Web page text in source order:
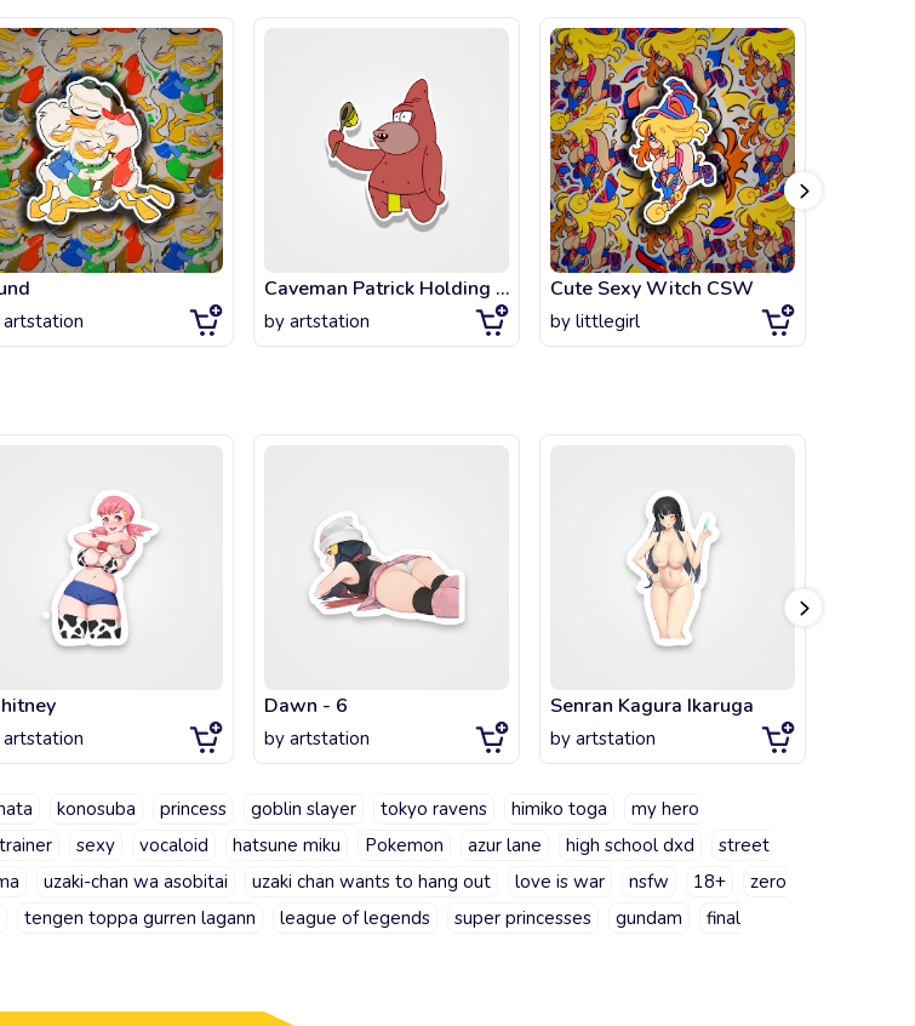
artstation
Caveman Patrick Holding Jellyfishing Net
by artstation
Cute Sexy Witch CSW
by littlegirl
artstation
Dawn - 6
by artstation
Senran Kagura Ikaruga
by artstation
konosuba princess goblin slayer tokyo ravens himiko toga
my hero
sexy vocaloid hatsune miku Pokemon azur lane high school dxd
street
uzaki-chan wa asobitai uzaki chan wants to hang out love is war nsfw 18+
zero
tengen toppa gurren lagann league of legends super princesses gundam
final